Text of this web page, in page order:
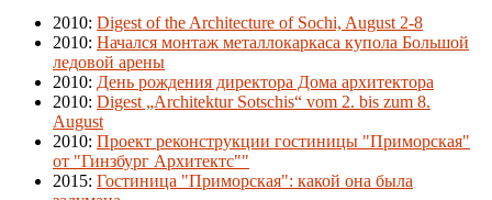
2010: Digest of the Architecture of Sochi, August 2-8
2010: Начался монтаж металлокаркаса купола Большой
ледовой арены
2010: День рождения директора Дома архитектора
2010: Digest „Architektur Sotschis“ vom 2. bis zum 8.
August
2010: Проект реконструкции гостиницы "Приморская"
от "Гинзбург Архитектс""
2015: Гостиница "Приморская": какой она была